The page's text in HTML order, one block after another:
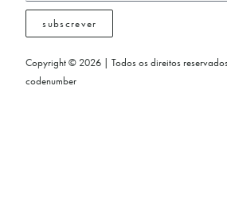
subscrever
Copyright © 2026 | Todos os direitos
codenumber